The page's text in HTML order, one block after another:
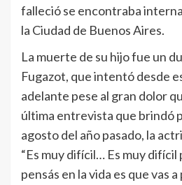
falleció se encontraba
la Ciudad de Buenos Aires.
La muerte de su hijo fue un
Fugazot, que intentó desde
adelante pese al gran dolor
última entrevista que brindó
agosto del año pasado, la
“Es muy difícil… Es muy
pensás en la vida es que vas